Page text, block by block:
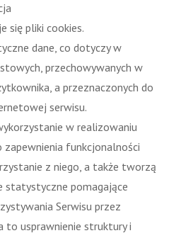
się pliki cookies.
dane, co dotyczy w
przechowywanych w
a przeznaczonych do
serwisu.
w realizowaniu
zapewnienia funkcjonalności
z niego, a także tworzą
statystyczne pomagające
Serwisu przez
to usprawnienie struktury i